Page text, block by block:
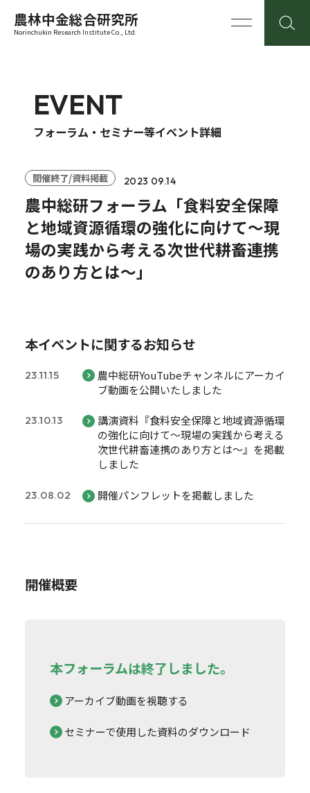
農林中金総合研究所
Norinchukin Research Institute Co., Ltd.
EVENT
フォーラム・セミナー等イベント詳細
開催終了/資料掲載 2023 09.14
農中総研フォーラム「食料安全保障
と地域資源循環の強化に向けて～現
場の実践から考える次世代耕畜連携
のあり方とは～」
本イベントに関するお知らせ
23.11.15
農中総研YouTubeチャンネルにアーカイ
ブ動画を公開いたしました
23.10.13
講演資料『食料安全保障と地域資源循環
の強化に向けて～現場の実践から考える
次世代耕畜連携のあり方とは～』を掲載
しました
23.08.02 開催パンフレットを掲載しました
開催概要
本フォーラムは終了しました。
アーカイブ動画を視聴する
セミナーで使用した資料のダウンロード